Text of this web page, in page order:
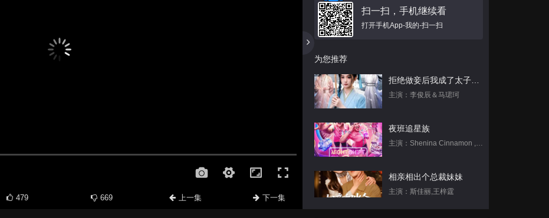
479 669 上一集 下一集
扫一扫，手机继续看
打开手机App-我的-扫一扫
为您推荐
主演：李俊辰＆马珺珂
夜班追星族
主演：Shenina Cinnamon , Nadia Shafira , Emir Mahira
相亲相出个总裁妹妹
主演：斯佳丽,王梓霆